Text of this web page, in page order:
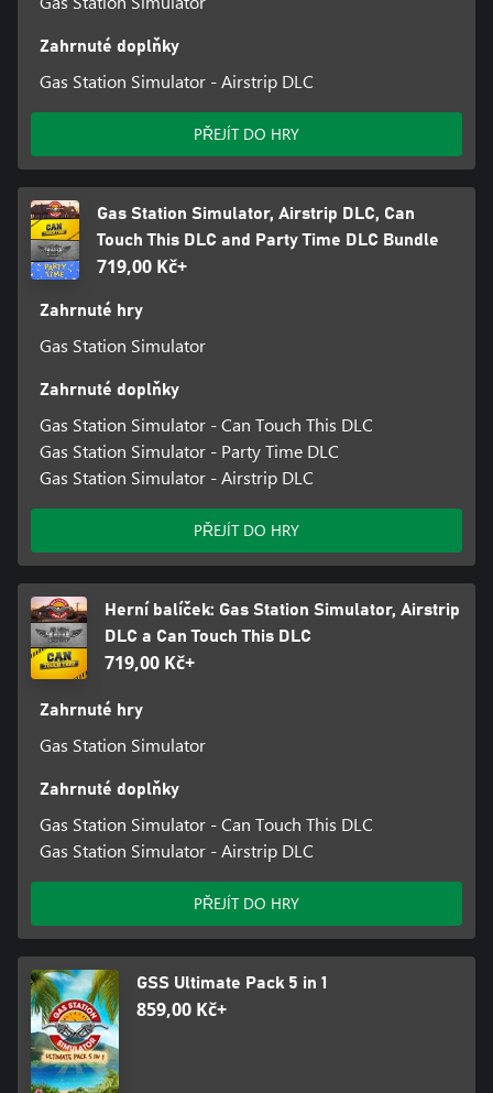
Zahrnuté doplňky
Gas Station Simulator - Airstrip DLC
PŘEJÍT DO HRY
Gas Station Simulator, Airstrip DLC, Can
Touch This DLC and Party Time DLC Bundle
719,00 Kč+
Zahrnuté hry
Gas Station Simulator
Zahrnuté doplňky
Gas Station Simulator - Can Touch This DLC
Gas Station Simulator - Party Time DLC
Gas Station Simulator - Airstrip DLC
PŘEJÍT DO HRY
Herní balíček: Gas Station Simulator, Airstrip
DLC a Can Touch This DLC
719,00 Kč+
Zahrnuté hry
Gas Station Simulator
Zahrnuté doplňky
Gas Station Simulator - Can Touch This DLC
Gas Station Simulator - Airstrip DLC
PŘEJÍT DO HRY
GSS Ultimate Pack 5 in 1
859,00 Kč+